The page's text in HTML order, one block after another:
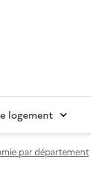
logement
par département